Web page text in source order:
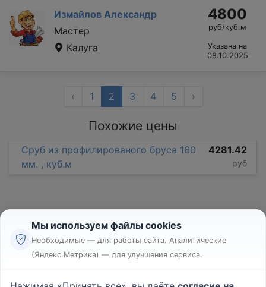
Измайлов Александр
Мастер
Калуга
4800
руб/куб.м
Указана на
08.10.2025
‹ 1 2 3 4 5 ›
Похожие цены
Сруб из профилированого бруса 160
мм. , куб.м
4281.42
руб
Реклама
Мы используем файлы cookies
Необходимые — для работы сайта. Аналитические
(Яндекс.Метрика) — для улучшения сервиса.